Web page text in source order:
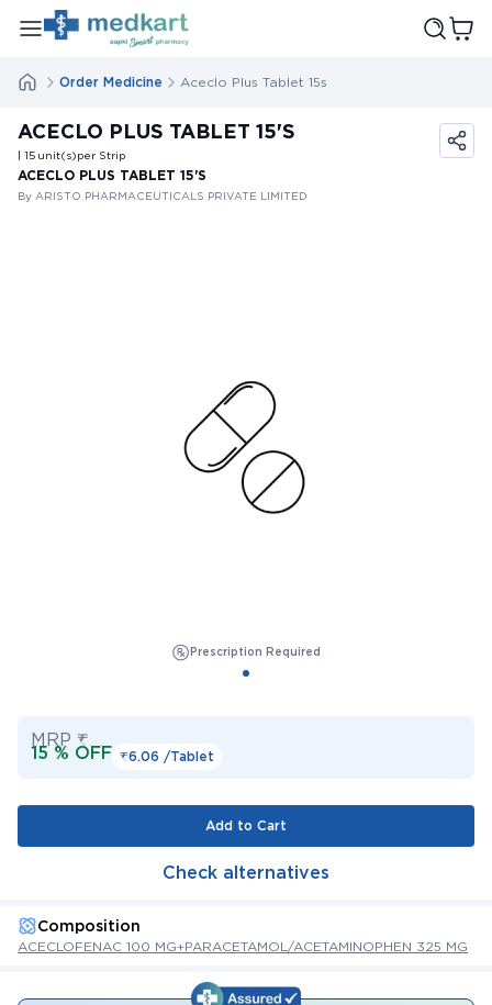
Order Medicine Aceclo Plus Tablet 15s
ACECLO PLUS TABLET 15'S
| 15 unit(s)per Strip
ACECLO PLUS TABLET 15'S
By ARISTO PHARMACEUTICALS PRIVATE LIMITED
Prescription Required
MRP ₹
15 % OFF ₹6.06 /Tablet
Add to Cart
Check alternatives
Composition
ACECLOFENAC 100 MG+PARACETAMOL/ACETAMINOPHEN 325 MG